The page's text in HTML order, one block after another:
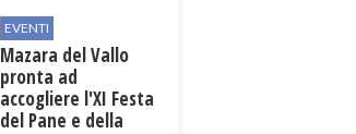
EVENTI
Mazara del Vallo
pronta ad
accogliere l'XI Festa
del Pane e della